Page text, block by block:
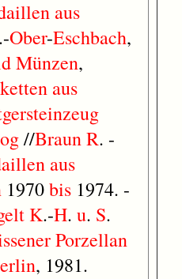
aus
.-Ober-Eschbach,
Münzen,
aus
//BraunR. -
aus
1970bis 1974. -
K.-H. u. S.
Porzellan
, 1981.